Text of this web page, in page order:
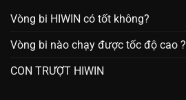
Vòng bi HIWIN có tốt không?
Vòng bi nào chạy được tốc độ cao ?
CON TRƯỢT HIWIN